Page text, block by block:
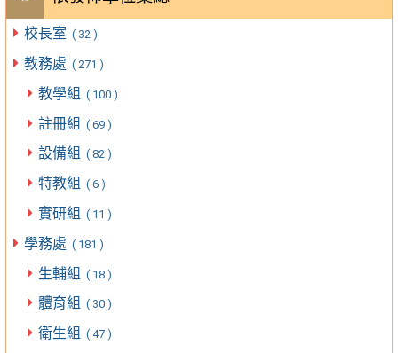
校長室 ( 32 )
教務處 ( 271 )
教學組 ( 100 )
註冊組 ( 69 )
設備組 ( 82 )
特教組 ( 6 )
實研組 ( 11 )
學務處 ( 181 )
生輔組 ( 18 )
體育組 ( 30 )
衛生組 ( 47 )